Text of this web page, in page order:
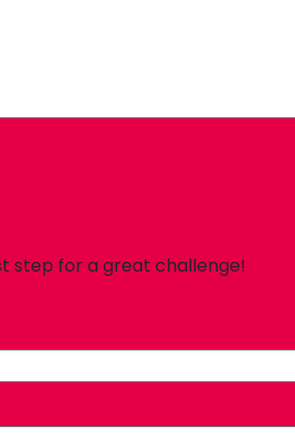
step for a great challenge!